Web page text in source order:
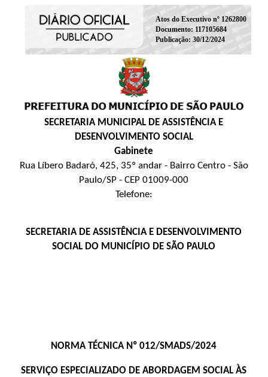
Atos do Executivo nº 1262800
Documento: 117105684
Publicação: 30/12/2024
SECRETARIA MUNICIPAL DE ASSISTÊNCIA E
DESENVOLVIMENTO SOCIAL
Gabinete
Rua Líbero Badaró, 425, 35º andar - Bairro Centro - São
Paulo/SP - CEP 01009-000
Telefone:
SECRETARIA DE ASSISTÊNCIA E DESENVOLVIMENTO
SOCIAL DO MUNICÍPIO DE SÃO PAULO
NORMA TÉCNICA Nº 012/SMADS/2024
SERVIÇO ESPECIALIZADO DE ABORDAGEM SOCIAL ÀS